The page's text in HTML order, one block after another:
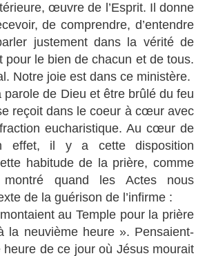
œuvre de l’Esprit. Il donne
de comprendre, d’entendre
justement dans la vérité de
pour le bien de chacun et de tous.
Notre joie est dans ce ministère.
parole de Dieu et être brûlé du feu
reçoit dans le coeur à cœur avec
eucharistique. Au cœur de
effet, il y a cette disposition
habitude de la prière, comme
quand les Actes nous
de la guérison de l’infirme :
au Temple pour la prière
la neuvième heure ». Pensaient-
de ce jour où Jésus mourait